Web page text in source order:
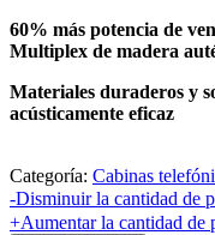
60% más potencia de
Multiplex de madera
Materiales duraderos y
acústicamente eficaz
Categoría: Cabinas
-Disminuir la cantidad de
+Aumentar la cantidad de